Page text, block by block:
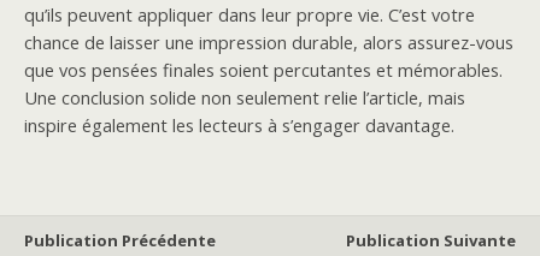
qu’ils peuvent appliquer dans leur propre vie. C’est votre
chance de laisser une impression durable, alors assurez-vous
que vos pensées finales soient percutantes et mémorables.
Une conclusion solide non seulement relie l’article, mais
inspire également les lecteurs à s’engager davantage.
Publication Précédente
Publication Suivante